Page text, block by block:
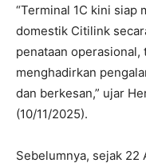
“Terminal 1C kini siap
domestik Citilink
penataan operasional,
menghadirkan
dan berkesan,” ujar
(10/11/2025).
Sebelumnya, sejak 22